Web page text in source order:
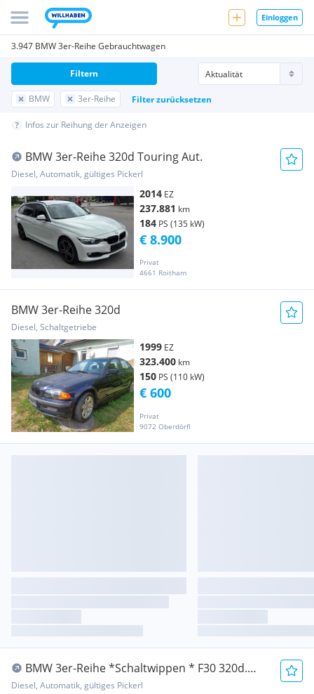
Einloggen
3.947 BMW 3er-Reihe Gebrauchtwagen
BMW 3er-Reihe Filter zurücksetzen
Filtern
Infos zur Reihung der Anzeigen
BMW 3er-Reihe 320d Touring Aut.
Diesel, Automatik, gültiges Pickerl
2014 EZ
237.881 km
184 PS (135 kW)
Privat
4661 Roitham
€ 8.900
BMW 3er-Reihe 320d
Diesel, Schaltgetriebe
1999 EZ
323.400 km
150 PS (110 kW)
Privat
9072 Oberdörfl
€ 600
BMW 3er-Reihe *Schaltwippen * F30 320d.
ÖAMTC PIckerl Neu
Diesel, Automatik, gültiges Pickerl